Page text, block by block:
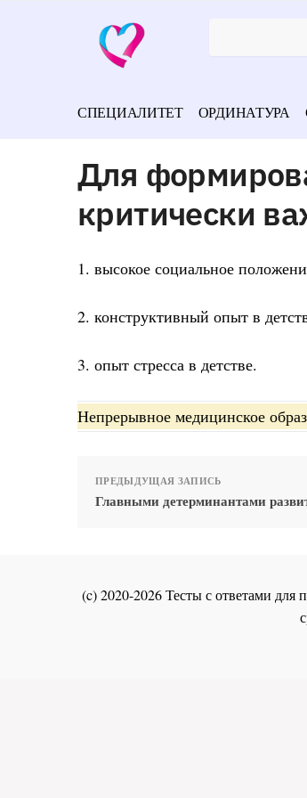
СПЕЦИАЛИТЕТ ОРДИНАТУРА
Для
критически
1. высокое социальное
2. конструктивный опыт в
3. опыт стресса в детстве.
Непрерывное медицинское
ПРЕДЫДУЩАЯ ЗАПИСЬ
Главными детерминантами
(c) 2020-2026 Тесты с ответами